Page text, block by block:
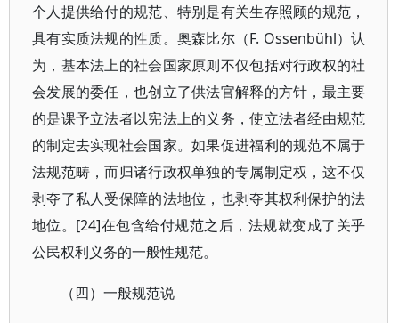
个人提供给付的规范、特别是有关生存照顾的规范，
具有实质法规的性质。奥森比尔（F. Ossenbühl）认
为，基本法上的社会国家原则不仅包括对行政权的社
会发展的委任，也创立了供法官解释的方针，最主要
的是课予立法者以宪法上的义务，使立法者经由规范
的制定去实现社会国家。如果促进福利的规范不属于
法规范畴，而归诸行政权单独的专属制定权，这不仅
剥夺了私人受保障的法地位，也剥夺其权利保护的法
地位。[24]在包含给付规范之后，法规就变成了关乎
公民权利义务的一般性规范。
（四）一般规范说